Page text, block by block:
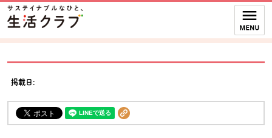
ページの先頭です。
本文へジャンプする。
ここからサイト内共通メニューです。
サイト内共通メニューをスキップする
サイト内共通メニューここまで。
掲載日: